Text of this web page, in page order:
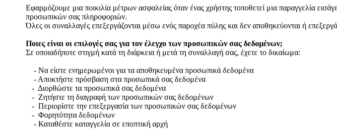
Εφαρμόζουμε μια ποικιλία μέτρων ασφαλείας όταν ένας χρήστης τοποθετεί μια παραγγελία
προσωπικών σας πληροφοριών.
Όλες οι συναλλαγές επεξεργάζονται μέσω ενός παροχέα πύλης και δεν αποθηκεύονται ή
Ποιες είναι οι επιλογές σας για τον έλεγχο των προσωπικών σας δεδομένων;
Σε οποιαδήποτε στιγμή κατά τη διάρκεια ή μετά τη συναλλαγή σας, έχετε το δικαίωμα:
- Να είστε ενημερωμένοι για τα αποθηκευμένα προσωπικά δεδομένα
- Αποκτήστε πρόσβαση στα προσωπικά σας δεδομένα
- Διορθώστε τα προσωπικά σας δεδομένα
- Ζητήστε τη διαγραφή των προσωπικών σας δεδομένων
- Περιορίστε την επεξεργασία των προσωπικών σας δεδομένων
- Φορητότητα δεδομένων
- Καταθέστε καταγγελία σε εποπτική αρχή